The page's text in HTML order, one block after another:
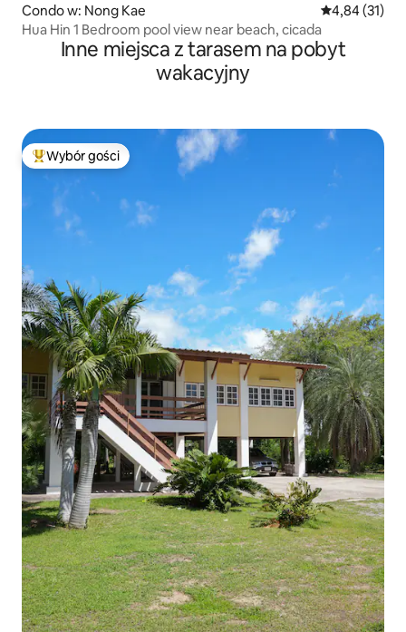
Condo w: Nong Kae Średnia
4,84 (31)
Hua Hin 1 Bedroom pool view near beach, cicada
Inne miejsca z tarasem na pobyt
wakacyjny
Najpopularniejsze z kategorii Wybór gości
Wybór gości